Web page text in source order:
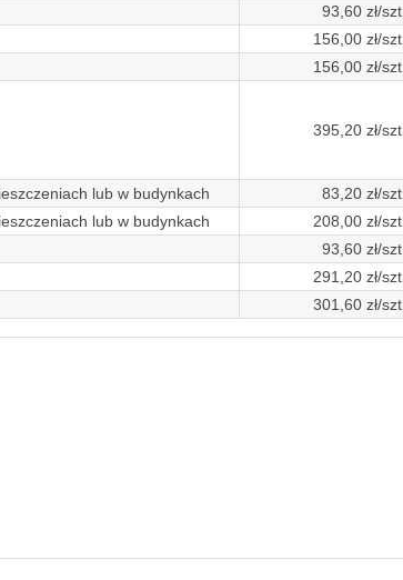
93,60 zł/szt.
156,00 zł/szt.
156,00 zł/szt.
395,20 zł/szt.
lub w budynkach
83,20 zł/szt.
lub w budynkach
208,00 zł/szt.
93,60 zł/szt.
291,20 zł/szt.
301,60 zł/szt.